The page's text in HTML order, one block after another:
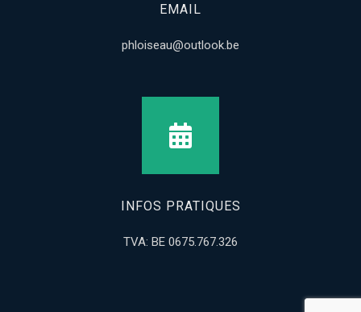
EMAIL
phloiseau@outlook.be
INFOS PRATIQUES
TVA: BE 0675.767.326